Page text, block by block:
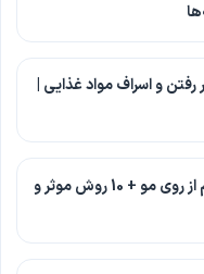
و اسراف مواد غذایی |
ترفندهای پاک کردن اسلایم از روی مو + 10 روش موثر و